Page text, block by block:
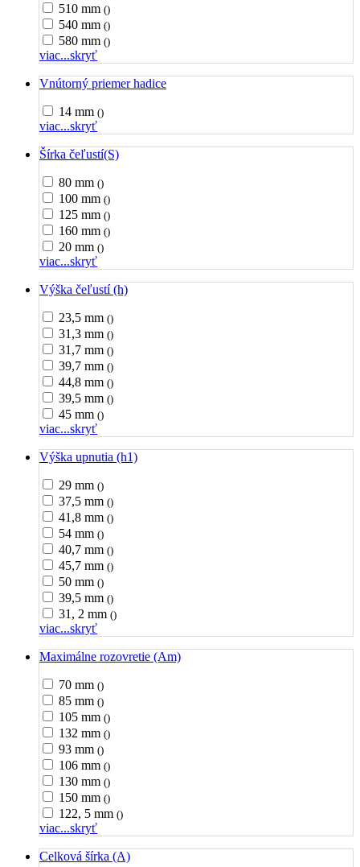
510 mm ()
540 mm ()
580 mm ()
viac...skryť
Vnútorný priemer hadice
14 mm ()
viac...skryť
Šírka čeľustí(S)
80 mm ()
100 mm ()
125 mm ()
160 mm ()
20 mm ()
viac...skryť
Výška čeľustí (h)
23,5 mm ()
31,3 mm ()
31,7 mm ()
39,7 mm ()
44,8 mm ()
39,5 mm ()
45 mm ()
viac...skryť
Výška upnutia (h1)
29 mm ()
37,5 mm ()
41,8 mm ()
54 mm ()
40,7 mm ()
45,7 mm ()
50 mm ()
39,5 mm ()
31, 2 mm ()
viac...skryť
Maximálne rozovretie (Am)
70 mm ()
85 mm ()
105 mm ()
132 mm ()
93 mm ()
106 mm ()
130 mm ()
150 mm ()
122, 5 mm ()
viac...skryť
Celková šírka (A)